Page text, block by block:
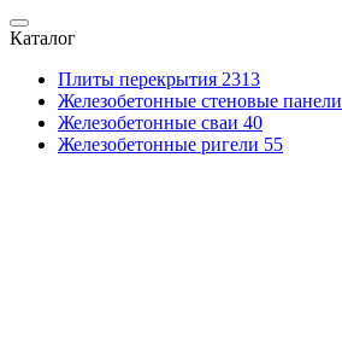
Каталог
Плиты перекрытия 2313
Железобетонные стеновые панели
Железобетонные сваи 40
Железобетонные ригели 55